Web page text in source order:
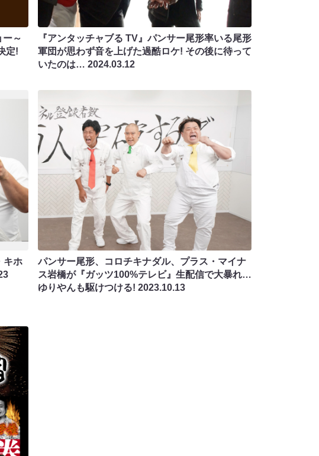
ー～
定!
『アンタッチャブる TV』パンサー尾形率いる尾形
軍団が思わず音を上げた過酷ロケ! その後に待って
いたのは… 2024.03.12
キホ
パンサー尾形、コロチキナダル、プラス・マイナ
ス岩橋が『ガッツ100%テレビ』生配信で大暴れ…
ゆりやんも駆けつける! 2023.10.13